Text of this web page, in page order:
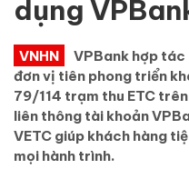
dụng
VNHN
VPBank hợp tác
đơn vị tiên phong triển
79/114 trạm thu ETC
liên thông tài khoản
VETC giúp khách hàng
mọi hành trình.